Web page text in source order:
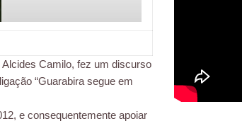
Camilo, fez um discurso
“Guarabira segue em
e consequentemente apoiar